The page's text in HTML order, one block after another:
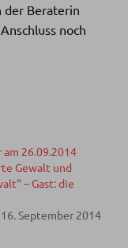
der Beraterin
noch
am 26.09.2014
Gewalt und
– Gast: die
September 2014